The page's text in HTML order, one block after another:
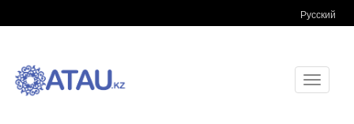
Русский
Toggle